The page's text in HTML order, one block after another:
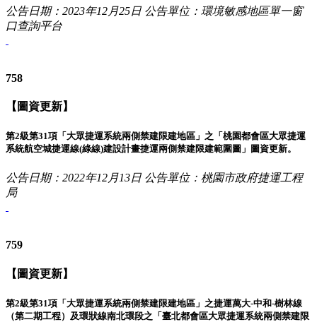
公告日期：2023年12月25日 公告單位：環境敏感地區單一窗
口查詢平台
758
【圖資更新】
第2級第31項「大眾捷運系統兩側禁建限建地區」之「桃園都會區大眾捷運
系統航空城捷運線(綠線)建設計畫捷運兩側禁建限建範圍圖」圖資更新。
公告日期：2022年12月13日 公告單位：桃園市政府捷運工程
局
759
【圖資更新】
第2級第31項「大眾捷運系統兩側禁建限建地區」之捷運萬大-中和-樹林線
（第二期工程）及環狀線南北環段之「臺北都會區大眾捷運系統兩側禁建限